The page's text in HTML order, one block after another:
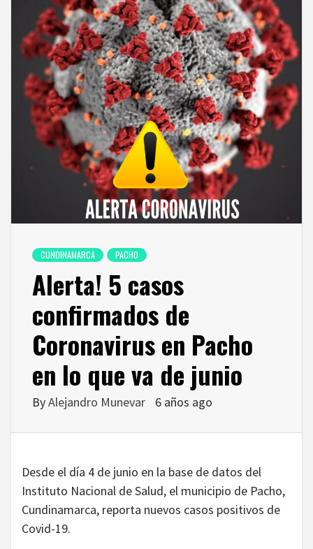
CUNDINAMARCA PACHO
Alerta! 5 casos
confirmados de
Coronavirus en Pacho
en lo que va de junio
ByAlejandro Munevar 6 años ago
Desde el día 4 de junio en la base de datos del
Instituto Nacional de Salud, el municipio de Pacho,
Cundinamarca, reporta nuevos casos positivos de
Covid-19.